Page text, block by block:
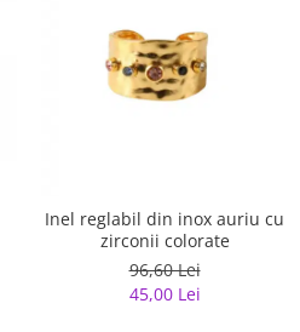
Inel reglabil din inox auriu cu
zirconii colorate
96,60 Lei
45,00 Lei